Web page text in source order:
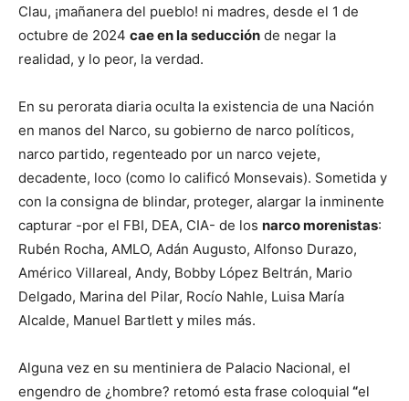
Clau, ¡mañanera del pueblo! ni madres, desde el 1 de
octubre de 2024 cae en la seducción de negar la
realidad, y lo peor, la verdad.
En su perorata diaria oculta la existencia de una Nación
en manos del Narco, su gobierno de narco políticos,
narco partido, regenteado por un narco vejete,
decadente, loco (como lo calificó Monsevais). Sometida y
con la consigna de blindar, proteger, alargar la inminente
capturar -por el FBI, DEA, CIA- de los narco morenistas:
Rubén Rocha, AMLO, Adán Augusto, Alfonso Durazo,
Américo Villareal, Andy, Bobby López Beltrán, Mario
Delgado, Marina del Pilar, Rocío Nahle, Luisa María
Alcalde, Manuel Bartlett y miles más.
Alguna vez en su mentiniera de Palacio Nacional, el
engendro de ¿hombre? retomó esta frase coloquial “el